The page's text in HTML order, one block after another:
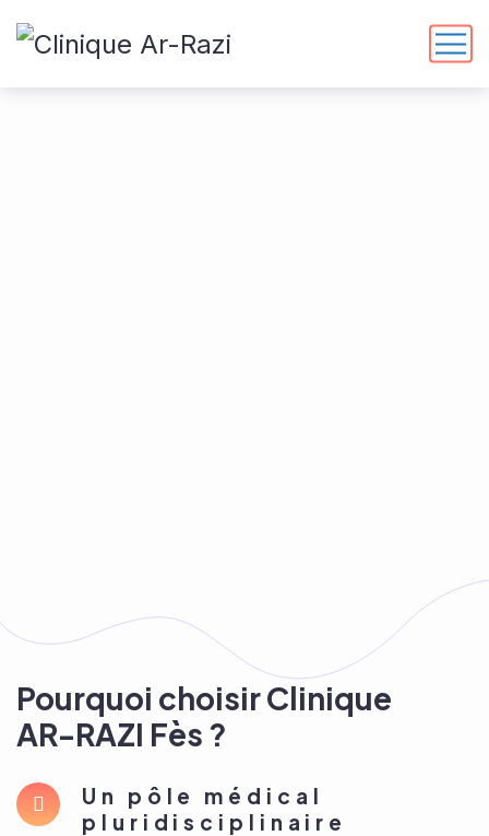
Pourquoi choisir Clinique
AR-RAZI Fès ?
Un pôle médical
pluridisciplinaire